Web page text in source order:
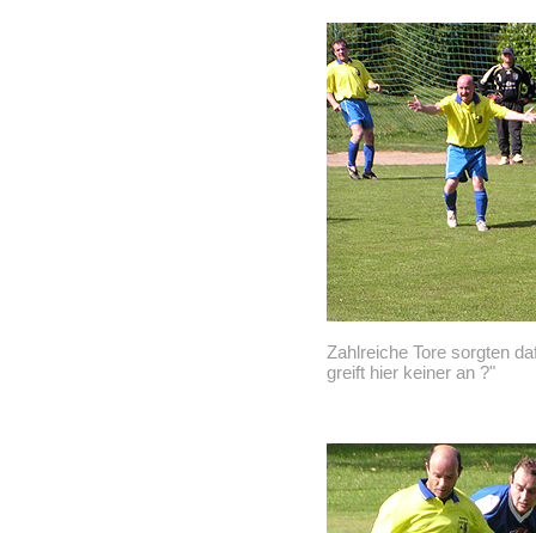
Zahlreiche Tore sorgten
greift hier keiner an ?"